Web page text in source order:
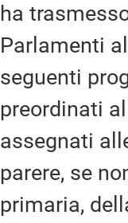
ha
Parlamenti
seguenti
preordinati
assegnati
parere, se
primaria,